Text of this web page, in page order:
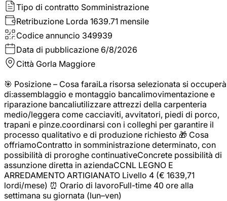
Tipo di contratto Somministrazione
Retribuzione Lorda 1639.71 mensile
Codice annuncio 349939
Data di pubblicazione 6/8/2026
Città Gorla Maggiore
🎯 Posizione – Cosa faraiLa risorsa selezionata si occuperà
di:assemblaggio e montaggio bancalimovimentazione e
riparazione bancaliutilizzare attrezzi della carpenteria
medio/leggera come cacciaviti, avvitatori, piedi di porco,
trapani e pinze.coordinarsi con i colleghi per garantire il
processo qualitativo e di produzione richiesto 🎁 Cosa
offriamoContratto in somministrazione determinato, con
possibilità di proroghe continuativeConcrete possibilità di
assunzione diretta in aziendaCCNL LEGNO E
ARREDAMENTO ARTIGIANATO Livello 4 (€ 1639,71
lordi/mese) ⏰ Orario di lavoroFull-time 40 ore alla
settimana su giornata (lun–ven)